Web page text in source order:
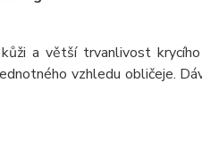
a větší trvanlivost
vzhledu obličeje.